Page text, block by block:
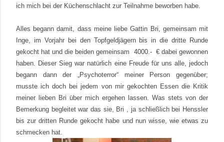
ich mich bei der Küchenschlacht zur Teilnahme beworben habe.
Alles begann damit, dass meine liebe Gattin Bri, gemeinsam mit
Inge, im Vorjahr bei den Topfgeldjägern bis in die dritte Runde
gekocht hat und die beiden gemeinsam 4000.- € dabei gewonnen
haben. Dieser Sieg war natürlich eine Freude für uns alle, jedoch
begann dann der „Psychoterror“ meiner Person gegenüber;
musste ich doch bei jedem von mir gekochten Essen die Kritik
meiner lieben Bri über mich ergehen lassen. Was stets von der
Bemerkung begleitet war das sie, Bri , ja schließlich bei Henssler
bis zur dritten Runde gekocht habe und nun wisse, wie etwas zu
schmecken hat.